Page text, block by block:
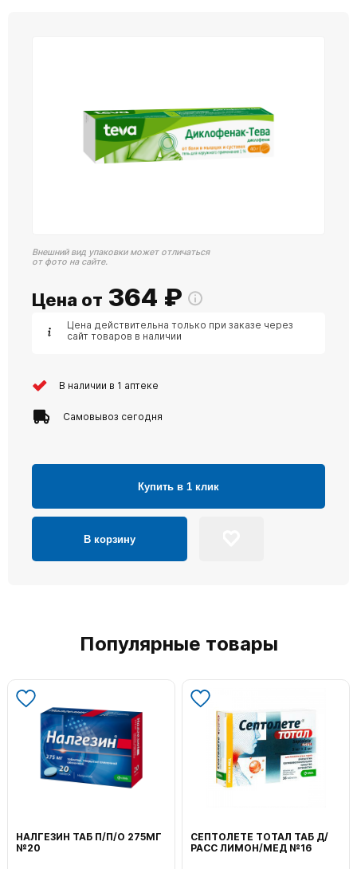
Внешний вид упаковки может отличаться
от фото на сайте.
Цена от 364 ₽
Цена действительна только при заказе через
сайт товаров в наличии
В наличии в 1 аптеке
Самовывоз сегодня
Купить в 1 клик
В корзину
Популярные товары
ТОТАЛ ТАБ Д/
МЕД №16
ВОЛЬТАРЕН ЭМУЛЬГЕЛЬ
НАРУЖ 2% 100Г
0,1% 50Г